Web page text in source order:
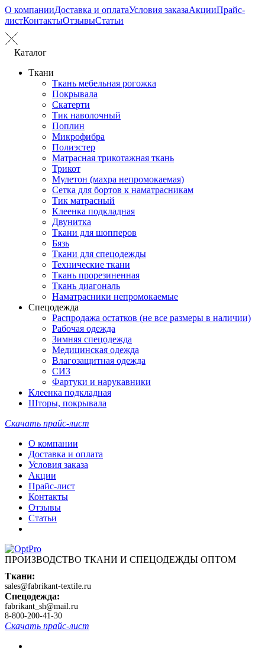
О компанииДоставка и оплатаУсловия заказаАкцииПрайс-
листКонтактыОтзывыСтатьи
Каталог
Ткани
Ткань мебельная рогожка
Покрывала
Скатерти
Тик наволочный
Поплин
Микрофибра
Полиэстер
Матрасная трикотажная ткань
Трикот
Мулетон (махра непромокаемая)
Сетка для бортов к наматрасникам
Тик матрасный
Клеенка подкладная
Двунитка
Ткани для шопперов
Бязь
Ткани для спецодежды
Технические ткани
Ткань прорезиненная
Ткань диагональ
Наматрасники непромокаемые
Спецодежда
Распродажа остатков (не все размеры в наличии)
Рабочая одежда
Зимняя спецодежда
Медицинская одежда
Влагозащитная одежда
СИЗ
Фартуки и нарукавники
Клеенка подкладная
Шторы, покрывала
Скачать прайс-лист
О компании
Доставка и оплата
Условия заказа
Акции
Прайс-лист
Контакты
Отзывы
Статьи
ПРОИЗВОДСТВО ТКАНИ И СПЕЦОДЕЖДЫ ОПТОМ
Ткани:
sales@fabrikant-textile.ru
Спецодежда:
fabrikant_sh@mail.ru
8-800-200-41-30
Скачать прайс-лист